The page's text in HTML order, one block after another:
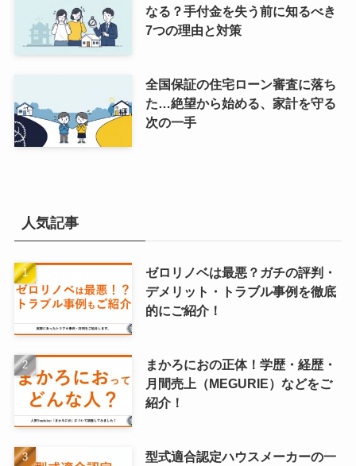
なる？手付金を失う前に知るべき
7つの理由と対策
全国保証の住宅ローン審査に落ち
た…絶望から始める、家計を守る
次の一手
人気記事
ゼロリノベは最悪？ガチの評判・
デメリット・トラブル事例を徹底
的にご紹介！
まかろにおの正体！学歴・経歴・
月間売上（MEGURIE）などをご
紹介！
型式適合認定ハウスメーカーの一